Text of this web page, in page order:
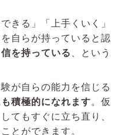
きる」「上手くいく」
自らが持っていると認
を持っている 、という
が自らの能力を信じる
積極的になれます。仮
てもすぐに立ち直り、
とができます。